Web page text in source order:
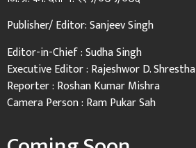
Publisher/ Editor: Sanjeev Singh
Editor-in-Chief : Sudha Singh
Executive Editor : Rajeshwor D. Shrestha
Reporter : Roshan Kumar Mishra
Camera Person : Ram Pukar Sah